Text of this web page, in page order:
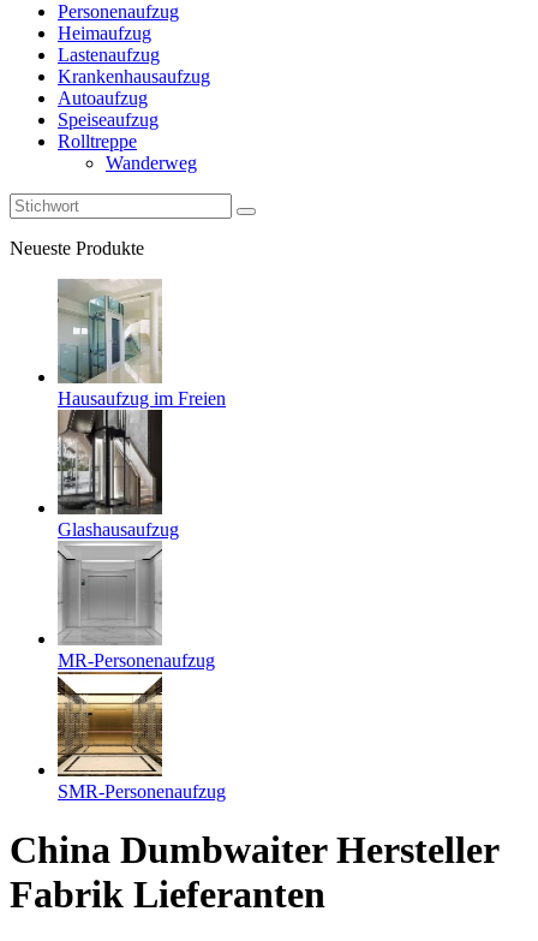
Personenaufzug
Heimaufzug
Lastenaufzug
Krankenhausaufzug
Autoaufzug
Speiseaufzug
Rolltreppe
Wanderweg
Neueste Produkte
Hausaufzug im Freien
Glashausaufzug
MR-Personenaufzug
SMR-Personenaufzug
China Dumbwaiter Hersteller
Fabrik Lieferanten